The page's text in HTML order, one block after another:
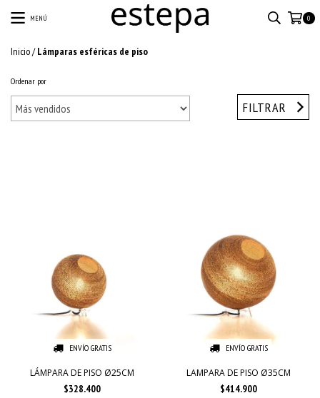
MENÚ 0
Inicio/ Lámparas esféricas de piso
Ordenar por
FILTRAR
ENVÍO GRATIS
LÁMPARA DE PISO Ø25CM
$328.400
ENVÍO GRATIS
LAMPARA DE PISO Ø35CM
$414.900